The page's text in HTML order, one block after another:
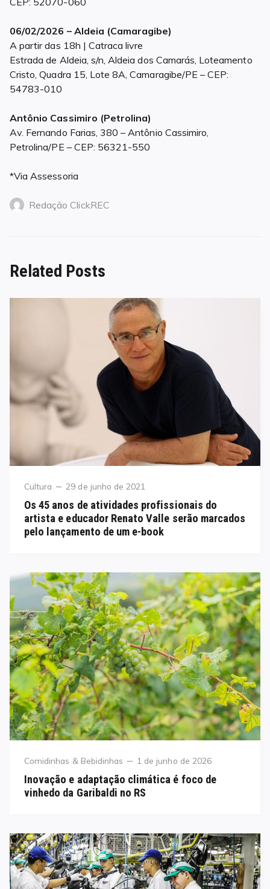
06/02/2026 – Aldeia (Camaragibe)
A partir das 18h | Catraca livre
Estrada de Aldeia, s/n, Aldeia dos Camarás, Loteamento
Cristo, Quadra 15, Lote 8A, Camaragibe/PE – CEP:
54783-010
Antônio Cassimiro (Petrolina)
Av. Fernando Farias, 380 – Antônio Cassimiro,
Petrolina/PE – CEP: 56321-550
*Via Assessoria
Redação ClickREC
Related Posts
Category
Cultura
Posted
29 de junho de 2021
Os 45 anos de atividades profissionais do
artista e educador Renato Valle serão marcados
pelo lançamento de um e-book
Category
Comidinhas & Bebidinhas
Posted
1 de junho de 2026
Inovação e adaptação climática é foco de
vinhedo da Garibaldi no RS